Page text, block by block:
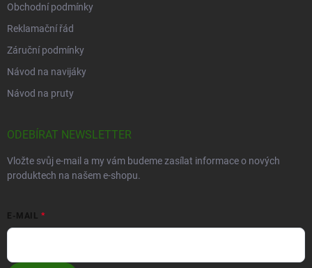
Obchodní podmínky
Reklamační řád
Záruční podmínky
Návod na navijáky
Návod na pruty
ODEBÍRAT NEWSLETTER
Vložte svůj e-mail a my vám budeme zasílat informace o nových
produktech na našem e-shopu.
E-MAIL